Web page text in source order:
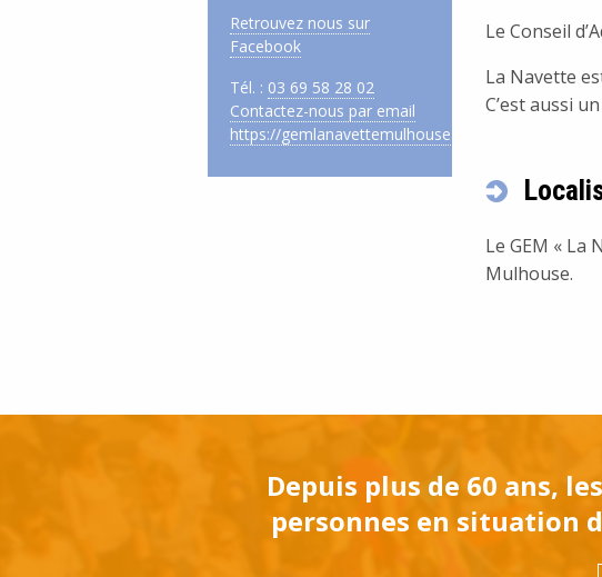
Le Conseil
La Navette
C’est aussi
Le GEM « La
Mulhouse.
Retrouvez nous sur
Facebook
Tél. : 03 69 58 28 02
Contactez-nous par email
https://gemlanavettemulhouse.wixsite.com/
Depuis plus de 60 ans,
personnes en situation